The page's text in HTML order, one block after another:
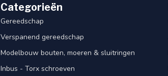
Categorieën
Gereedschap
Verspanend gereedschap
Modelbouw bouten, moeren & sluitringen
Inbus - Torx schroeven